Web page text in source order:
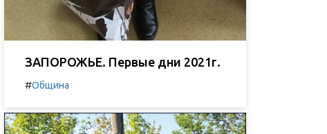
ЗАПОРОЖЬЕ. Первые дни 2021г.
#Община